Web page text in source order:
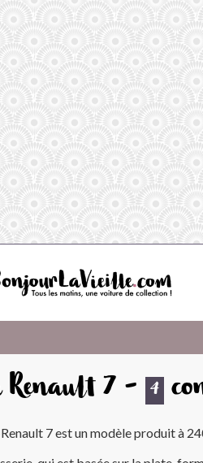
Renault 7 - 4
7 est un modèle produit à